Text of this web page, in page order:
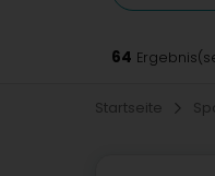
64
Startseite